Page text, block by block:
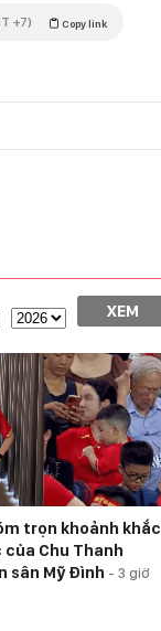
Copy link
+7)
XEM
trọn khoảnh khắc
Chu Thanh
sân Mỹ Đình - 3 giờ